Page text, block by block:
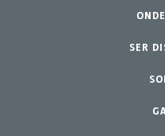
Peças
Kits
SER